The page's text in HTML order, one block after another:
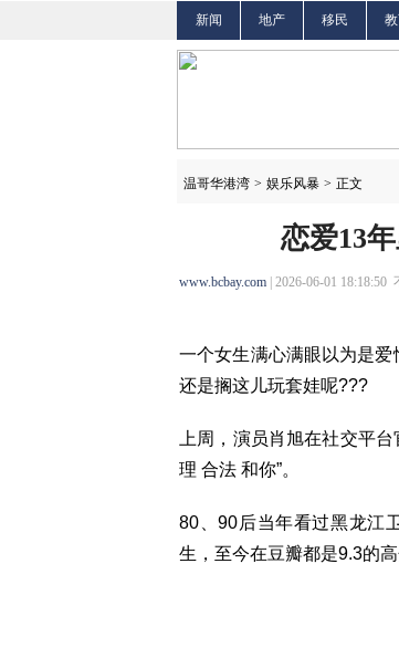
新闻 地产 移民
温哥华港湾 > 娱乐风暴 > 正文
恋爱13
www.bcbay.com | 2026-06-01 18:18:50
一个女生满心满眼以为是
还是搁这儿玩套娃呢???
上周，演员肖旭在社交平
理 合法 和你”。
80、90后当年看过黑龙江
生，至今在豆瓣都是9.3的高